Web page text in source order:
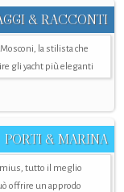
& RACCONTI
la stilista che
gli yacht più eleganti
PORTI & MARINA
tutto il meglio
offrire un approdo